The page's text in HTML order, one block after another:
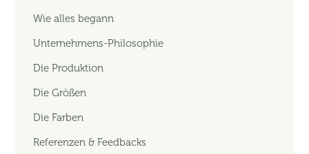
Wie alles begann
Unternehmens-Philosophie
Die Produktion
Die Größen
Die Farben
Referenzen & Feedbacks